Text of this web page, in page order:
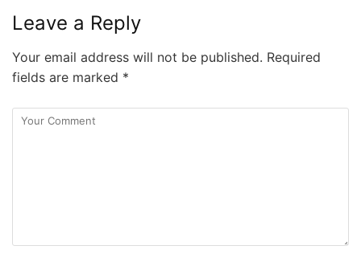
Leave a Reply
Your email address will not be published. Required
fields are marked *